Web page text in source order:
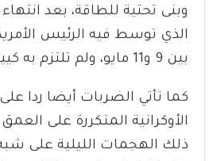
وبنى تحتية للطاقة، بعد
الذي توسط فيه الرئيس
بين 9 و11 مايو، ولم تلتزم به كييف.
كما تأتي الضربات أيضا ردا
الأوكرانية المتكررة على
ذلك الهجمات الليلية على شبه